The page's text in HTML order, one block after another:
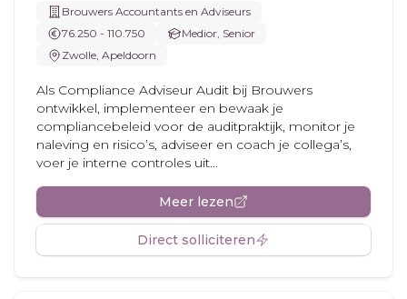
Brouwers Accountants en Adviseurs
76.250 - 110.750
Medior, Senior
Zwolle, Apeldoorn
Als Compliance Adviseur Audit bij Brouwers
ontwikkel, implementeer en bewaak je
compliancebeleid voor de auditpraktijk, monitor je
naleving en risico’s, adviseer en coach je collega’s,
voer je interne controles uit...
Meer lezen
Direct solliciteren